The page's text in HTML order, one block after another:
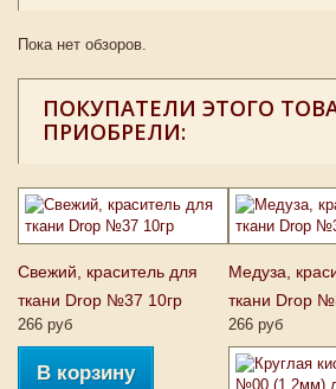
Пока нет обзоров.
ПОКУПАТЕЛИ ЭТОГО
ПРИОБРЕЛИ:
Свежий, краситель для
ткани Drop №37 10гр
266 руб
В корзину
Медуза,
ткани Drop
266 руб